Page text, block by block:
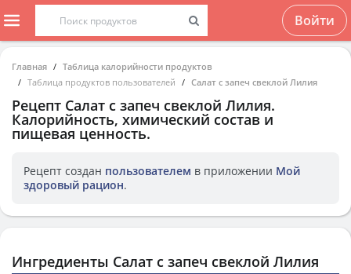
Войти
Главная
Таблица калорийности продуктов
Таблица продуктов пользователей
Салат с запеч свеклой Лилия
Рецепт Салат с запеч свеклой Лилия.
Калорийность, химический состав и
пищевая ценность.
Рецепт создан пользователем в приложении Мой
здоровый рацион.
Ингредиенты Салат с запеч свеклой Лилия